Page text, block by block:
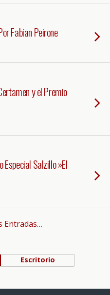
Fabian Peirone
y el Premio
Especial Salzillo »El
Entradas…
Escritorio